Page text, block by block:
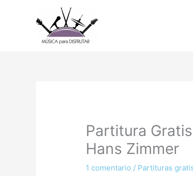
Partitura Gratis
Hans Zimmer
1 comentario / Partituras